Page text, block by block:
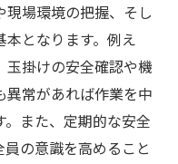
場環境の把握、そし
となります。例え
玉掛けの安全確認や機
常があれば作業を中
また、定期的な安全
の意識を高めること